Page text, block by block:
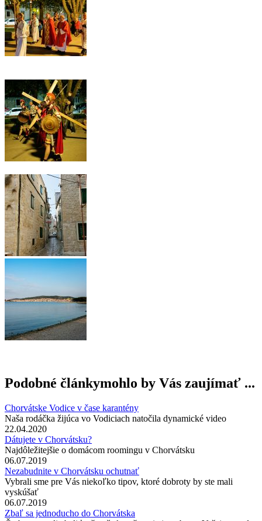
Podobné článkymohlo by Vás zaujímať ...
Chorvátske Vodice v čase karantény
Naša rodáčka žijúca vo Vodiciach natočila dynamické video
22.04.2020
Dátujete v Chorvátsku?
Najdôležitejšie o domácom roomingu v Chorvátsku
06.07.2019
Nezabudnite v Chorvátsku ochutnať
Vybrali sme pre Vás niekoľko tipov, ktoré dobroty by ste mali
vyskúšať
06.07.2019
Zbaľ sa jednoducho do Chorvátska